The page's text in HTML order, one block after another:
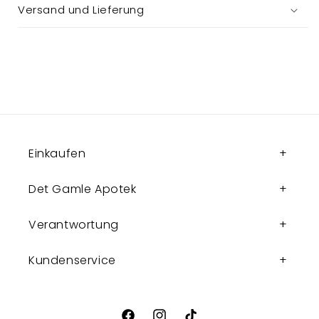
Versand und Lieferung
Einkaufen
Det Gamle Apotek
Verantwortung
Kundenservice